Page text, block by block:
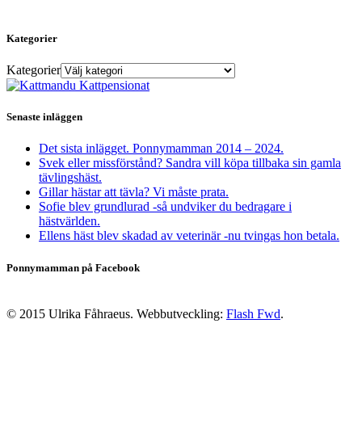
Kategorier
Kategorier
Senaste inläggen
Det sista inlägget. Ponnymamman 2014 – 2024.
Svek eller missförstånd? Sandra vill köpa tillbaka sin gamla
tävlingshäst.
Gillar hästar att tävla? Vi måste prata.
Sofie blev grundlurad -så undviker du bedragare i
hästvärlden.
Ellens häst blev skadad av veterinär -nu tvingas hon betala.
Ponnymamman på Facebook
© 2015 Ulrika Fåhraeus. Webbutveckling: Flash Fwd.